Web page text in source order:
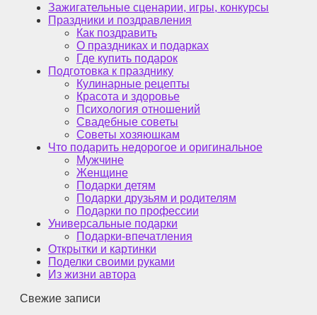
Зажигательные сценарии, игры, конкурсы
Праздники и поздравления
Как поздравить
О праздниках и подарках
Где купить подарок
Подготовка к празднику
Кулинарные рецепты
Красота и здоровье
Психология отношений
Свадебные советы
Советы хозяюшкам
Что подарить недорогое и оригинальное
Мужчине
Женщине
Подарки детям
Подарки друзьям и родителям
Подарки по профессии
Универсальные подарки
Подарки-впечатления
Открытки и картинки
Поделки своими руками
Из жизни автора
Свежие записи